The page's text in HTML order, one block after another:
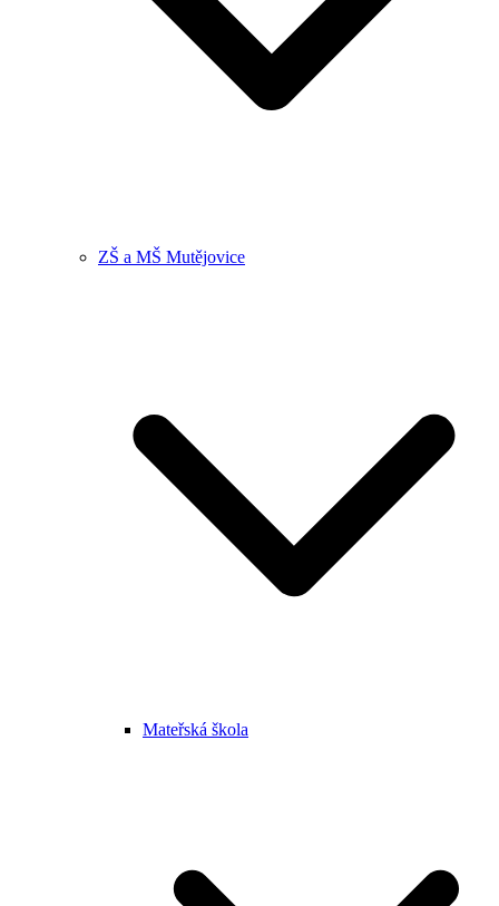
ZŠ a MŠ Mutějovice
Mateřská škola